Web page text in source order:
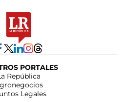
PORTALES
República
Legales